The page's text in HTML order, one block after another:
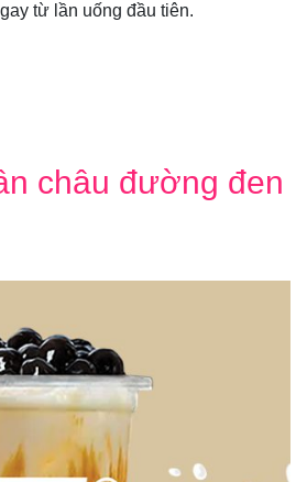
từ lần uống đầu tiên.
châu đường đen